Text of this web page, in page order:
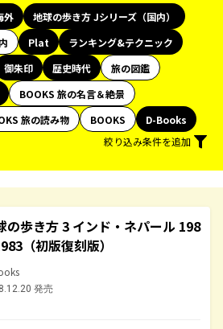
外
地球の歩き方 Jシリーズ（国内）
Plat
ランキング&テクニック
御朱印 歴史時代
旅の図鑑
BOOKS 旅の名言＆絶景
旅の読み物 BOOKS
D-Books
絞り込み条件を追加
の歩き方 3 インド・ネパール 198
（初版復刻版）
発売